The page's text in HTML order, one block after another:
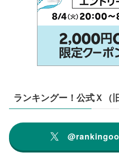
ランキングー！公式Ｘ（